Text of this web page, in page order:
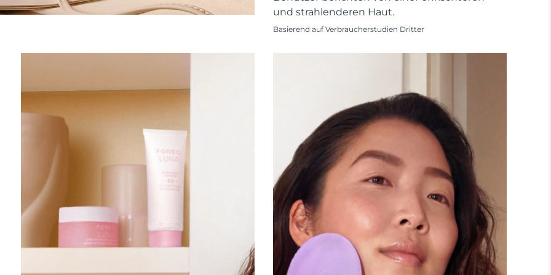
und strahlenderen Haut.
Basierend auf Verbraucherstudien Dritter